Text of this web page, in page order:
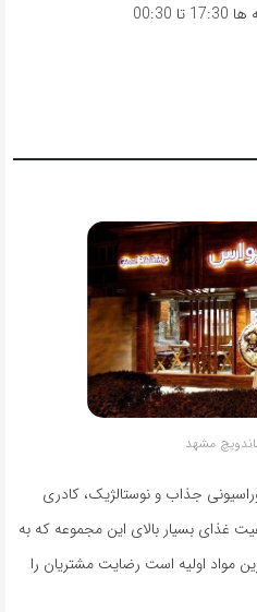
مشهد
جذاب و نوستالژیک، کادری
غذای بسیار بالای این مجموعه که به
مواد اولیه است رضایت مشتریان را